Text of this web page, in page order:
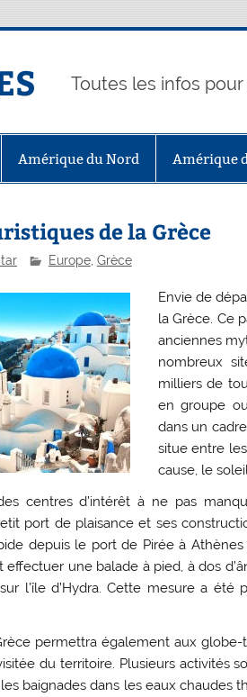
Toutes les infos
Amérique du Nord Amérique
de la Grèce
Europe, Grèce
Envie de
la Grèce. Ce
anciennes
nombreux
milliers de
en groupe
dans un
situe entre
cause, le
centres d’intérêt à ne pas
port de plaisance et ses
depuis le port de Pirée à
une balade à pied, à dos
l’île d’Hydra. Cette mesure a
permettra également aux
du territoire. Plusieurs activités
baignades dans les eaux chaudes